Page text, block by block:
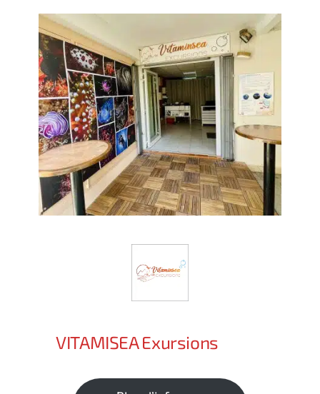
VITAMISEA Exursions